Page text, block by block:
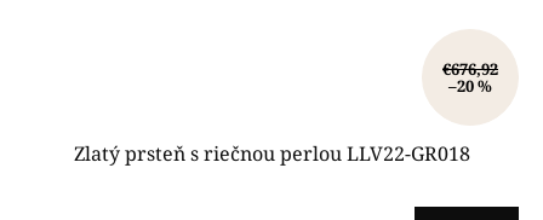
€676,92
–20 %
Zlatý prsteň s riečnou perlou LLV22-GR018